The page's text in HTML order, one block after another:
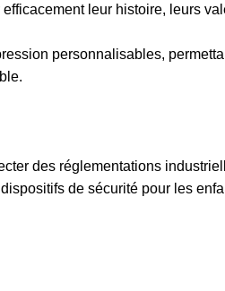
leur histoire, leurs
personnalisables,
des réglementations
de sécurité pour les